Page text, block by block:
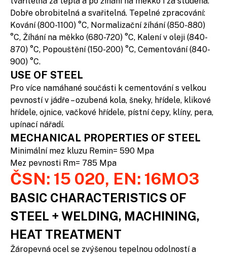
Dobře obrobitelná a svařitelná. Tepelné zpracování:
Kování (800-1100) °C, Normalizační žíhání (850-880)
°C, Žíhání na měkko (680-720) °C, Kalení v oleji (840-
870) °C, Popouštění (150-200) °C, Cementování (840-
900) °C.
USE OF STEEL
Pro více namáhané součásti k cementování s velkou
pevností v jádře – ozubená kola, šneky, hřídele, klikové
hřídele, ojnice, vačkové hřídele, pístní čepy, klíny, pera,
upínací nářadí.
MECHANICAL PROPERTIES OF STEEL
Minimální mez kluzu Remin= 590 Mpa
Mez pevnosti Rm= 785 Mpa
ČSN: 15 020, EN: 16MO3
BASIC CHARACTERISTICS OF
STEEL + WELDING, MACHINING,
HEAT TREATMENT
Žáropevná ocel se zvýšenou tepelnou odolností a